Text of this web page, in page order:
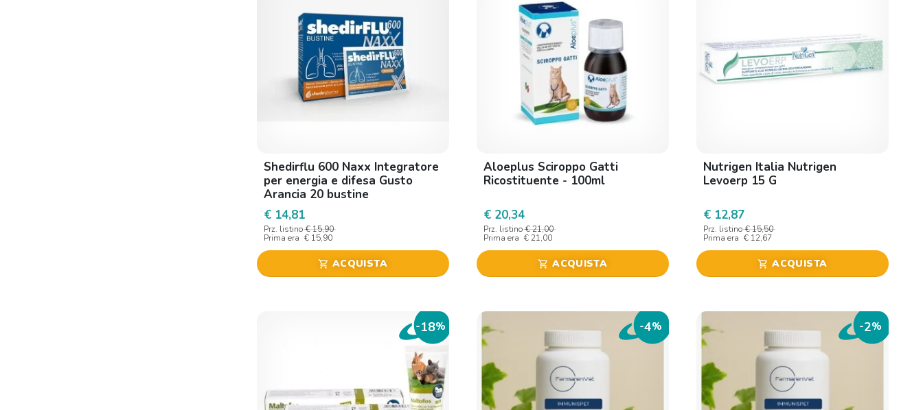
Shedirflu 600 Naxx Integratore
per energia e difesa Gusto
Arancia 20 bustine
€ 14,81
Prz. listino € 15,90
Prima era € 15,90
shopping_cart ACQUISTA
Aloeplus Sciroppo Gatti
Ricostituente - 100ml
€ 20,34
Prz. listino € 21,00
Prima era € 21,00
shopping_cart ACQUISTA
Nutrigen Italia Nutrigen
Levoerp 15 G
€ 12,87
Prz. listino € 15,50
Prima era € 12,67
shopping_cart ACQUISTA
-18% -4% -2%